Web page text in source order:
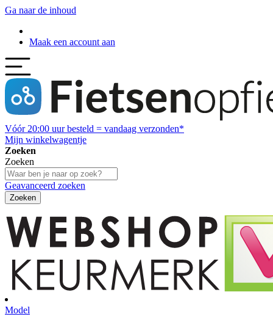
Ga naar de inhoud
Maak een account aan
Vóór 20:00 uur besteld = vandaag verzonden*
Mijn winkelwagentje
Zoeken
Zoeken
Geavanceerd zoeken
Zoeken
Model